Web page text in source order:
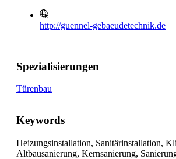
http://guennel-gebaeudetechnik.de
Spezialisierungen
Türenbau
Keywords
Heizungsinstallation, Sanitärinstallation,
Altbausanierung, Kernsanierung,